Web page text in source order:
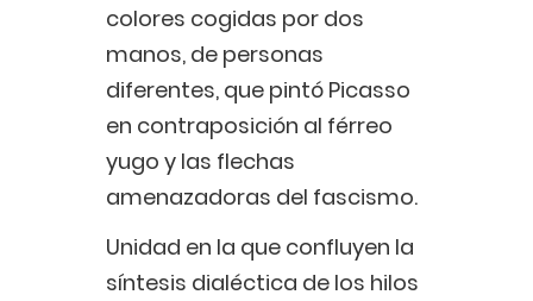
colores cogidas por dos
manos, de personas
diferentes, que pintó Picasso
en contraposición al férreo
yugo y las flechas
amenazadoras del fascismo.
Unidad en la que confluyen la
síntesis dialéctica de los hilos